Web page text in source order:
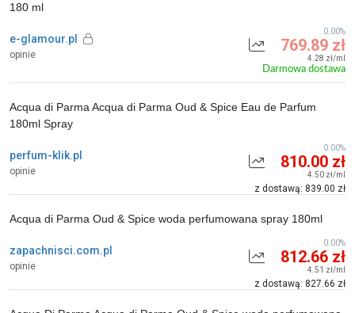
e-glamour.pl
opinie
180 ml
769.89 zł
4.28 zł/ml
Darmowa dostawa
0.00%
perfum-klik.pl
opinie
Acqua di Parma Acqua di Parma Oud & Spice Eau de Parfum
180ml Spray
810.00 zł
4.50 zł/ml
z dostawą: 839.00 zł
0.00%
zapachnisci.com.pl
opinie
Acqua di Parma Oud & Spice woda perfumowana spray 180ml
812.66 zł
4.51 zł/ml
z dostawą: 827.66 zł
0.00%